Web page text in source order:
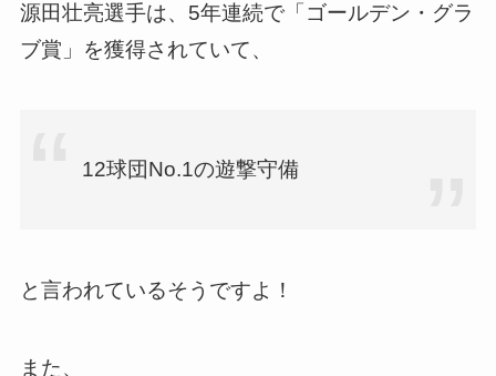
源田壮亮選手は、5年連続で「ゴールデン・グラ
ブ賞」を獲得されていて、
12球団No.1の遊撃守備
と言われているそうですよ！
また、